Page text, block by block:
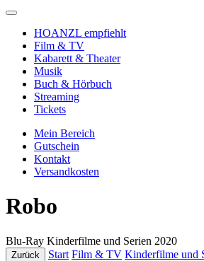
HOANZL empfiehlt
Film & TV
Kabarett & Theater
Musik
Buch & Hörbuch
Streaming
Tickets
Mein Bereich
Gutschein
Kontakt
Versandkosten
Robo
Blu-Ray Kinderfilme und Serien 2020
Zurück Start Film & TV Kinderfilme und